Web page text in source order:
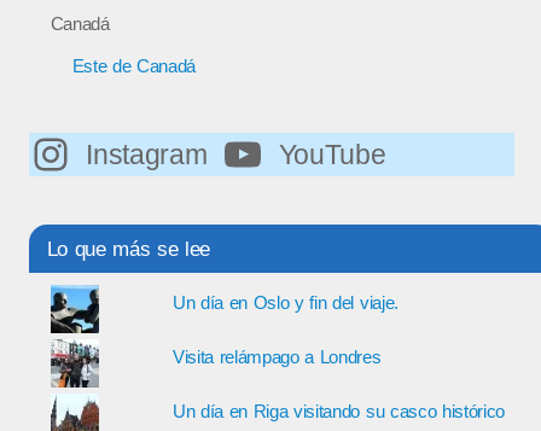
Canadá
Este de Canadá
Instagram YouTube
Lo que más se lee
Un día en Oslo y fin del viaje.
Visita relámpago a Londres
Un día en Riga visitando su casco histórico